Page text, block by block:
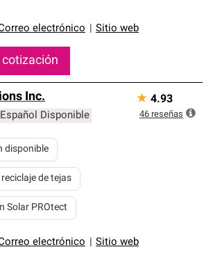
electrónico Sitio web
Inc.
Español Disponible
electrónico Sitio web
disponible
de tejas
Solar PROtect
★ 4.93
46 reseñas